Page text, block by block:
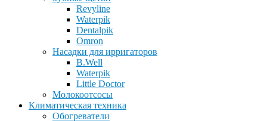
Revyline
Waterpik
Dentalpik
Omron
Насадки для ирригаторов
B.Well
Waterpik
Little Doctor
Молокоотсосы
Климатическая техника
Обогреватели